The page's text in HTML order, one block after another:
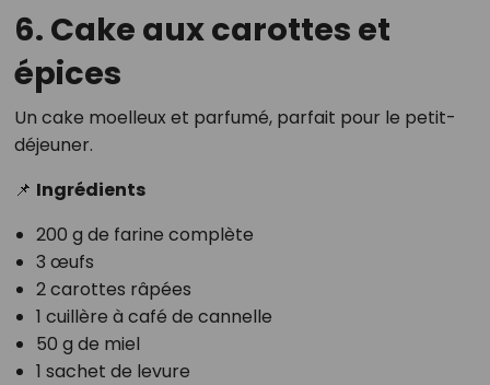
6. Cake aux carottes et
épices
Un cake moelleux et parfumé, parfait pour le petit-
déjeuner.
📌 Ingrédients
200 g de farine complète
3 œufs
2 carottes râpées
1 cuillère à café de cannelle
50 g de miel
1 sachet de levure